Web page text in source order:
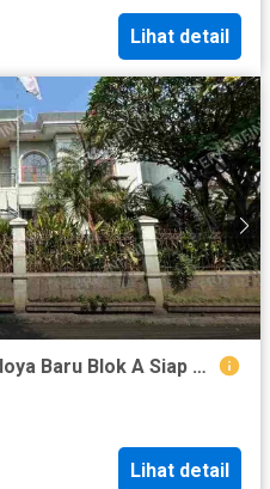
Lihat detail
Dijual Rumah di Taman Kedoya Baru Blok A Siap Huni, Jakarta Barat
Lihat detail